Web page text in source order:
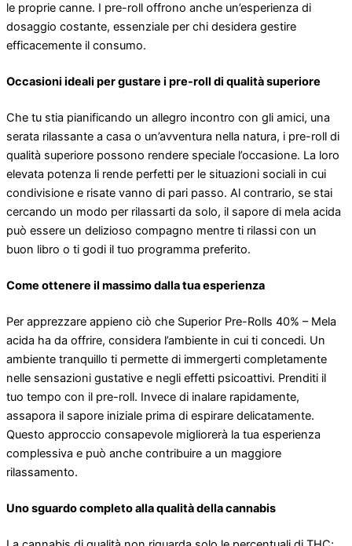
le proprie canne. I pre-roll offrono anche un’esperienza di
dosaggio costante, essenziale per chi desidera gestire
efficacemente il consumo.
Occasioni ideali per gustare i pre-roll di qualità superiore
Che tu stia pianificando un allegro incontro con gli amici, una
serata rilassante a casa o un’avventura nella natura, i pre-roll di
qualità superiore possono rendere speciale l’occasione. La loro
elevata potenza li rende perfetti per le situazioni sociali in cui
condivisione e risate vanno di pari passo. Al contrario, se stai
cercando un modo per rilassarti da solo, il sapore di mela acida
può essere un delizioso compagno mentre ti rilassi con un
buon libro o ti godi il tuo programma preferito.
Come ottenere il massimo dalla tua esperienza
Per apprezzare appieno ciò che Superior Pre-Rolls 40% – Mela
acida ha da offrire, considera l’ambiente in cui ti concedi. Un
ambiente tranquillo ti permette di immergerti completamente
nelle sensazioni gustative e negli effetti psicoattivi. Prenditi il ​​
tuo tempo con il pre-roll. Invece di inalare rapidamente,
assapora il sapore iniziale prima di espirare delicatamente.
Questo approccio consapevole migliorerà la tua esperienza
complessiva e può anche contribuire a un maggiore
rilassamento.
Uno sguardo completo alla qualità della cannabis